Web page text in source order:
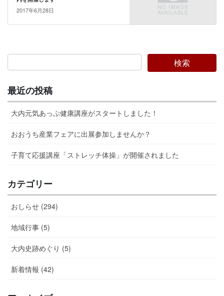
2017年6月28日
最近の投稿
大内元気あっぷ健康講座がスタートしました！
おおうち産業フェアに出展参加しませんか？
子育て応援講座「ストレッチ体操」が開催されました
カテゴリー
おしらせ (294)
地域行事 (5)
大内史跡めぐり (5)
新着情報 (42)